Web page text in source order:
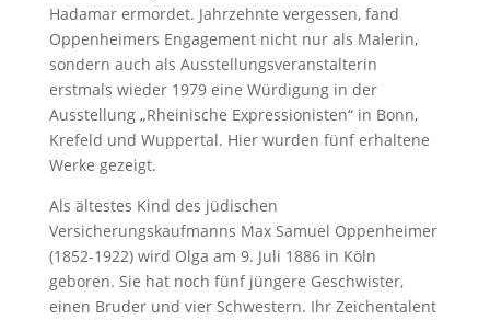
Hadamar ermordet. Jahrzehnte vergessen, fand
Oppenheimers Engagement nicht nur als Malerin,
sondern auch als Ausstellungsveranstalterin
erstmals wieder 1979 eine Würdigung in der
Ausstellung „Rheinische Expressionisten“ in Bonn,
Krefeld und Wuppertal. Hier wurden fünf erhaltene
Werke gezeigt.
Als ältestes Kind des jüdischen
Versicherungskaufmanns Max Samuel Oppenheimer
(1852-1922) wird Olga am 9. Juli 1886 in Köln
geboren. Sie hat noch fünf jüngere Geschwister,
einen Bruder und vier Schwestern. Ihr Zeichentalent